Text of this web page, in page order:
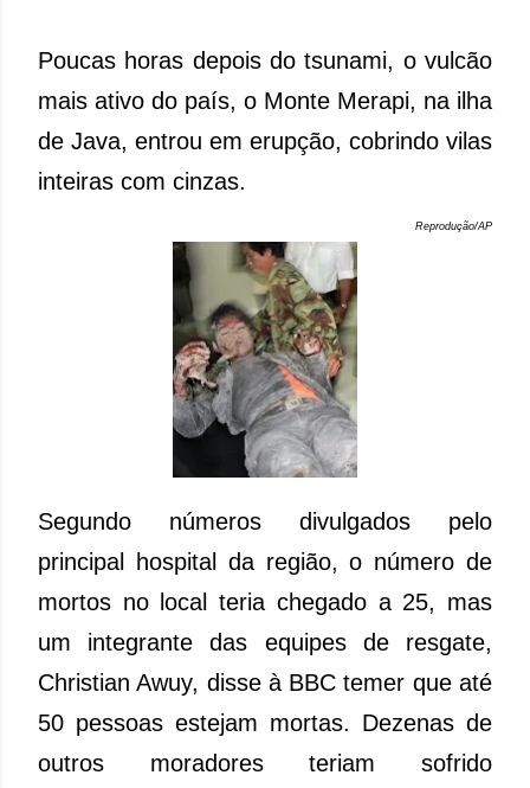
Poucas horas depois do tsunami, o vulcão
mais ativo do país, o Monte Merapi, na ilha
de Java, entrou em erupção, cobrindo vilas
inteiras com cinzas.
Reprodução/AP
Segundo números divulgados pelo
principal hospital da região, o número de
mortos no local teria chegado a 25, mas
um integrante das equipes de resgate,
Christian Awuy, disse à BBC temer que até
50 pessoas estejam mortas. Dezenas de
outros moradores teriam sofrido